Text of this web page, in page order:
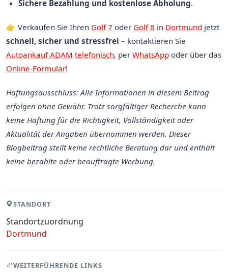
Sichere Bezahlung und kostenlose Abholung.
👉 Verkaufen Sie Ihren Golf 7 oder Golf 8 in Dortmund jetzt
schnell, sicher und stressfrei – kontaktieren Sie
Autoankauf ADAM telefonisch, per WhatsApp oder über das
Online-Formular!
Haftungsausschluss: Alle Informationen in diesem Beitrag
erfolgen ohne Gewähr. Trotz sorgfältiger Recherche kann
keine Haftung für die Richtigkeit, Vollständigkeit oder
Aktualität der Angaben übernommen werden. Dieser
Blogbeitrag stellt keine rechtliche Beratung dar und enthält
keine bezahlte oder beauftragte Werbung.
STANDORT
Standortzuordnung
Dortmund
WEITERFÜHRENDE LINKS